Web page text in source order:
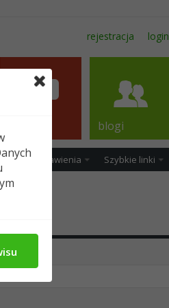
rejestracja login
Ustawienia Szybkie linki
blogi